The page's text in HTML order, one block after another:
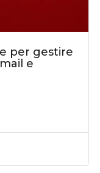
per gestire
e